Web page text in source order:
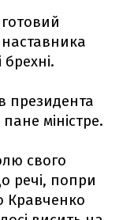
президента
міністре.
свого
речі, попри
Кравченко